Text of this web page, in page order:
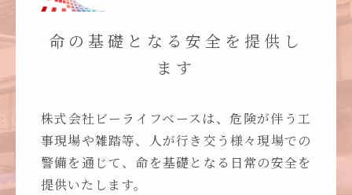
命の基礎となる安全を提供し
ます
株式会社ビーライフベースは、危険が伴う工
事現場や雑踏等、人が行き交う様々現場での
警備を通じて、命を基礎となる日常の安全を
提供いたします。